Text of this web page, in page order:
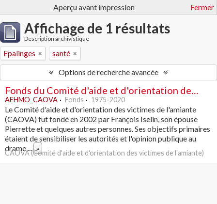
Aperçu avant impression Fermer
Affichage de 1 résultats
Description archivistique
Epalinges santé
Options de recherche avancée
Fonds du Comité d'aide et d'orientation des victimes de l'amiante
AEHMO_CAOVA Fonds 1975-2020
Le Comité d'aide et d'orientation des victimes de l'amiante
(CAOVA) fut fondé en 2002 par François Iselin, son épouse
Pierrette et quelques autres personnes. Ses objectifs primaires
étaient de sensibiliser les autorités et l'opinion publique au
drame... »
CAOVA (Comité d'aide et d'orientation des victimes de l'amiante)